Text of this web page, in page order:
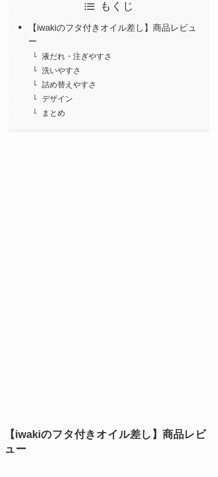
もくじ
【iwakiのフタ付きオイル差し】商品レビュ
ー
液だれ・注ぎやすさ
洗いやすさ
詰め替えやすさ
デザイン
まとめ
【iwakiのフタ付きオイル差し】商品レビ
ュー